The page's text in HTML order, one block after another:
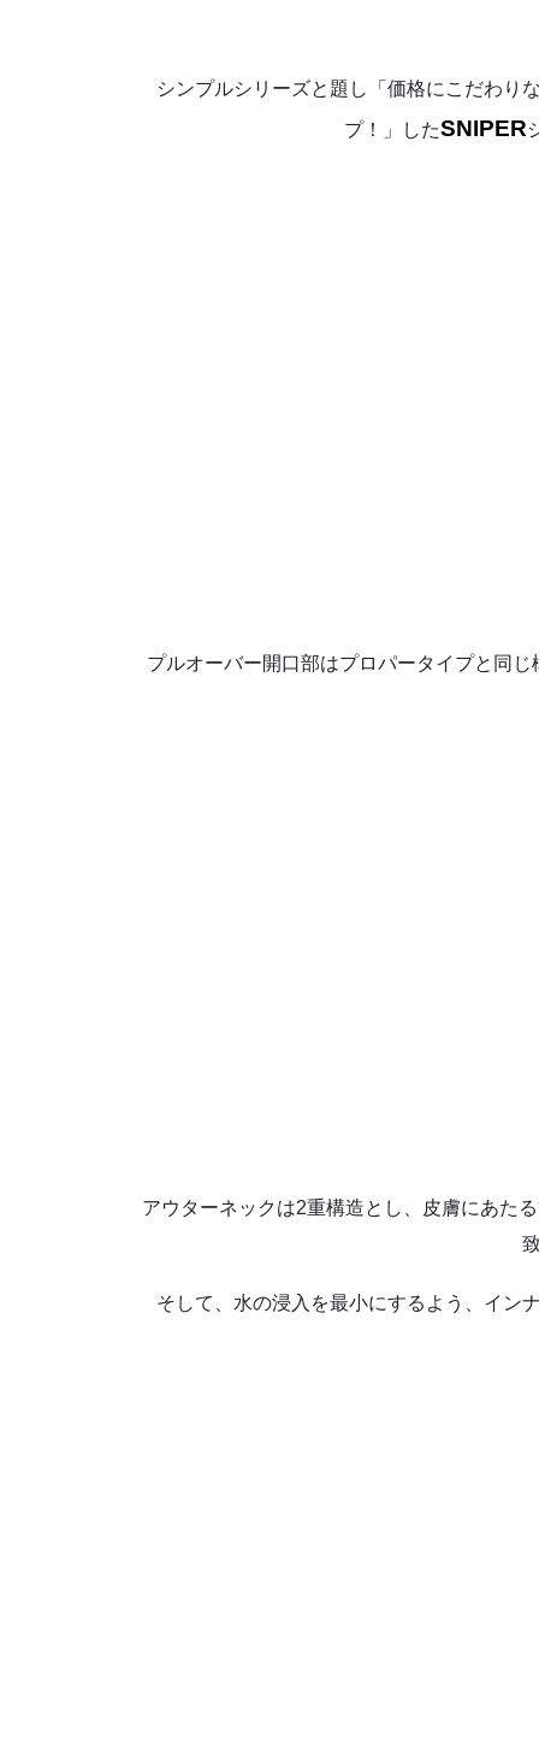
シンプルシリーズと題し「価格にこだわり
プ！」したSNIPER
プルオーバー開口部はプロパータイプと同
アウターネックは2重構造とし、皮膚にあた
そして、水の浸入を最小にするよう、イン